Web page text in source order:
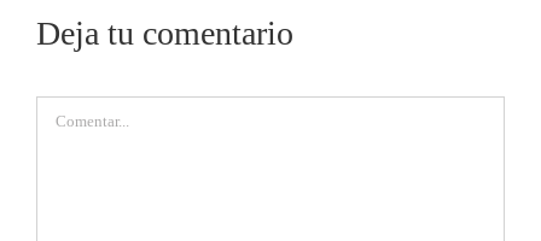
Deja tu comentario
Comentar